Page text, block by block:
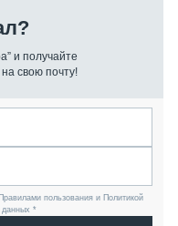
и получайте
свою почту!
пользования и Политикой
данных *